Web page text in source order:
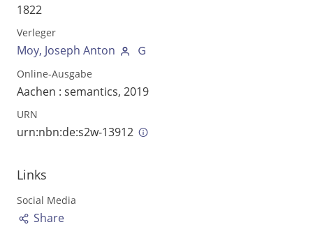
Volltext und Inhaltsverzeichnis
Suchbegriff
Ausgabe-Optionen
1822
Verleger
Moy, Joseph Anton
Online-Ausgabe
Aachen : semantics, 2019
URN
urn:nbn:de:s2w-13912
Links
Social Media
Share